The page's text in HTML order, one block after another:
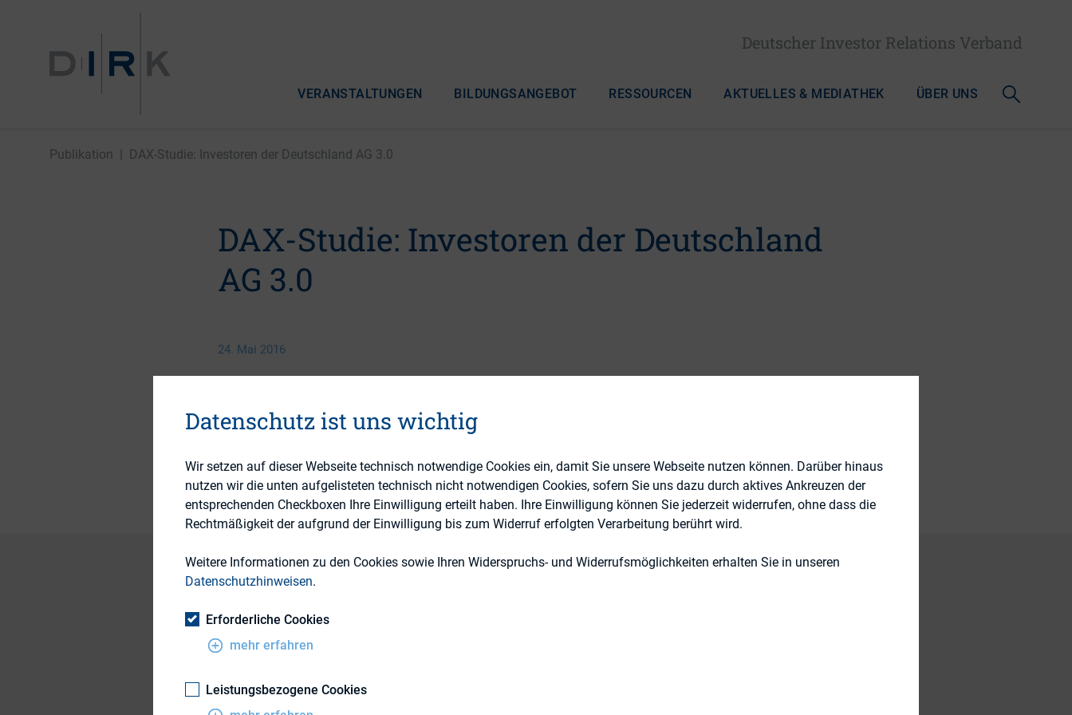
Deutscher Investor Relations Verband
VERANSTALTUNGEN BILDUNGSANGEBOT RESSOURCEN AKTUELLES & MEDIATHEK ÜBER UNS
Publikation DAX-Studie: Investoren der Deutschland AG 3.0
DAX-Studie: Investoren der Deutschland
AG 3.0
24. Mai 2016
Themengebiet
In der gemeinsamen Marktstudie „Investoren der Deutschland AG 3.0“ von DIRK und
Das Hauptaugenmerk der Studie lag sowohl auf der Verteilung, als auch speziell auf den
Datenschutz ist uns wichtig
Wir setzen auf dieser Webseite technisch notwendige Cookies ein, damit Sie unsere Webseite nutzen können. Darüber hinaus
nutzen wir die unten aufgelisteten technisch nicht notwendigen Cookies, sofern Sie uns dazu durch aktives Ankreuzen der
entsprechenden Checkboxen Ihre Einwilligung erteilt haben. Ihre Einwilligung können Sie jederzeit widerrufen, ohne dass die
Rechtmäßigkeit der aufgrund der Einwilligung bis zum Widerruf erfolgten Verarbeitung berührt wird.
Weitere Informationen zu den Cookies sowie Ihren Widerspruchs- und Widerrufsmöglichkeiten erhalten Sie in unseren
Datenschutzhinweisen.
Erforderliche Cookies
mehr erfahren
Leistungsbezogene Cookies